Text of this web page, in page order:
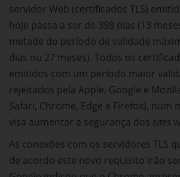
servidor Web (certificados TLS)
hoje passa a ser de 398 dias (13
metade do período de validade
dias ou 27 meses). Todos os
emitidos com um período maior
rejeitados pela Apple, Google e
Safari, Chrome, Edge e Firefox), num
visa aumentar a segurança dos sites
As conexões com os servidores TLS
de acordo este novo requisito irão